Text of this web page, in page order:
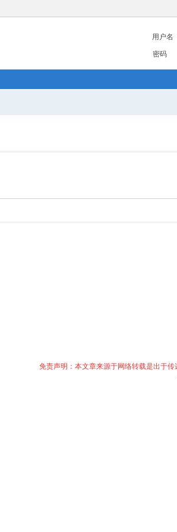
用户名
密码
免责声明：本文章来源于网络转载是出于